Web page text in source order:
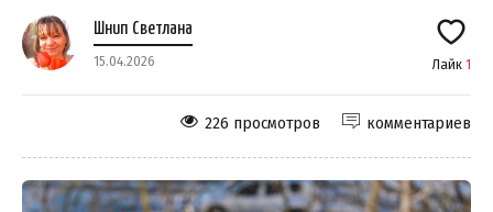
Шнип Светлана
15.04.2026 Лайк 1
комментариев
226 просмотров